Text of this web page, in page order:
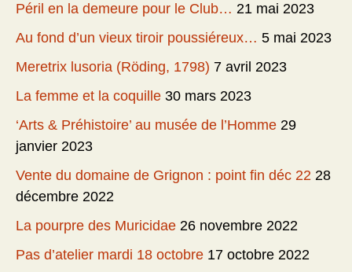
Péril en la demeure pour le Club… 21 mai 2023
Au fond d’un vieux tiroir poussiéreux… 5 mai 2023
Meretrix lusoria (Röding, 1798) 7 avril 2023
La femme et la coquille 30 mars 2023
‘Arts & Préhistoire’ au musée de l’Homme 29
janvier 2023
Vente du domaine de Grignon : point fin déc 22 28
décembre 2022
La pourpre des Muricidae 26 novembre 2022
Pas d’atelier mardi 18 octobre 17 octobre 2022